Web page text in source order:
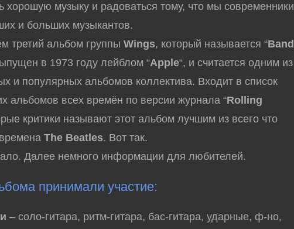
хорошую музыку и радоваться тому, что мы современники
и больших музыкантов.
третий альбом группыWings, который называется “Band
в 1973 году лейблом “Apple“, и считается одним из
и популярных альбомов коллектива. Входит в список
альбомов всех времён по версии журнала “Rolling
критики называют этот альбом лучшим из всего что
The Beatles. Вот так.
Далее немного информации для любителей.
принимали участие:
– соло-гитара, ритм-гитара, бас-гитара, ударные, ф-но,